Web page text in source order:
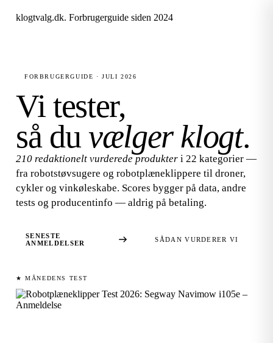
klogtvalg.dk. Forbrugerguide siden 2024
FORBRUGERGUIDE · JULI 2026
Vi tester,
så du vælger klogt.
210 redaktionelt vurderede produkter i 22 kategorier —
fra robotstøvsugere og robotplæneklippere til droner,
cykler og vinkøleskabe. Scores bygger på data, andre
tests og producentinfo — aldrig på betaling.
SENESTE
ANMELDELSER
SÅDAN VURDERER VI
★ MÅNEDENS TEST